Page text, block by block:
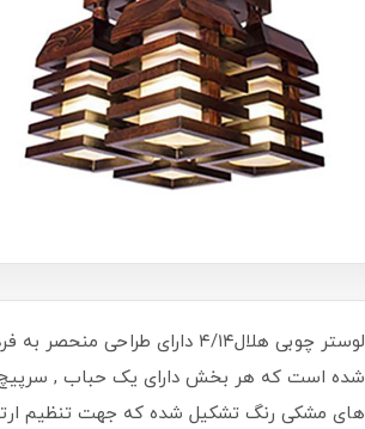
لوستر چوبی هلال۴/۱۴
شده است که هر بخش دارای یک حباب , سرپیچ و
های مشکی رنگ تشکیل شده که جهت تنظیم